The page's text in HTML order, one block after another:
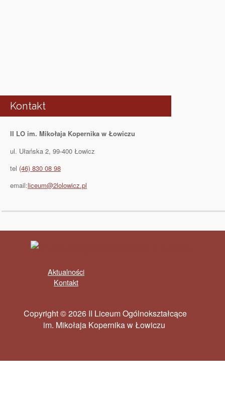
Kontakt
II LO im. Mikołaja Kopernika w Łowiczu
ul. Ułańska 2, 99-400 Łowicz
tel (46) 830 08 98
email:liceum@2lolowicz.pl
Aktualności
Kontakt
Copyright © 2026 II Liceum Ogólnokształcące
im. Mikołaja Kopernika w Łowiczu